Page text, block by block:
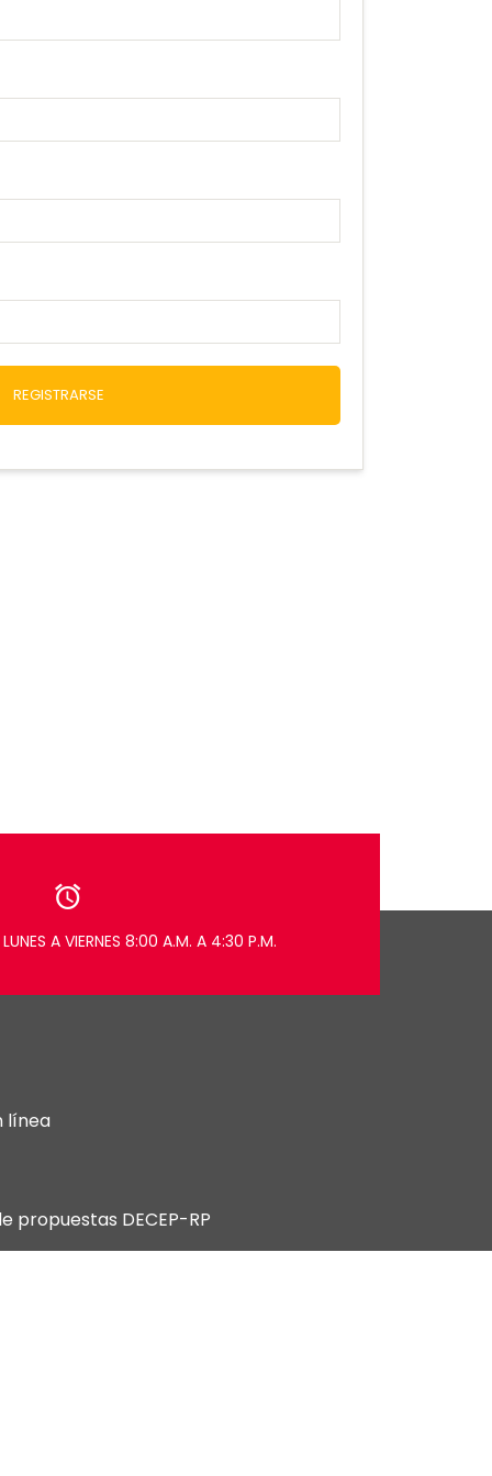
REGISTRARSE
A VIERNES 8:00 A.M. A 4:30 P.M.
línea
propuestas DECEP-RP